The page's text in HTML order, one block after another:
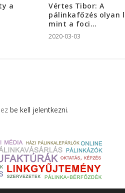
a
Vértes Tibor: A
pálinkafőzés olyan
mint a foci…
2020-03-03
be kell jelentkezni.